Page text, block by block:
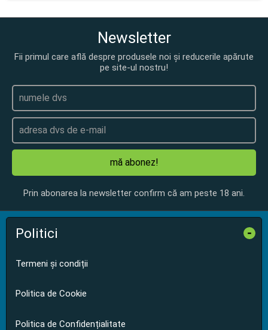
Newsletter
Fii primul care află despre produsele noi și reducerile apărute
pe site-ul nostru!
mă abonez!
Prin abonarea la newsletter confirm că am peste 18 ani.
Politici -
Termeni și condiții
Politica de Cookie
Politica de Confidențialitate